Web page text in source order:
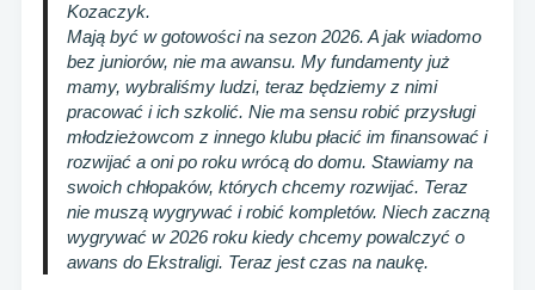
Kozaczyk.
Mają być w gotowości na sezon 2026. A jak wiadomo
bez juniorów, nie ma awansu. My fundamenty już
mamy, wybraliśmy ludzi, teraz będziemy z nimi
pracować i ich szkolić. Nie ma sensu robić przysługi
młodzieżowcom z innego klubu płacić im finansować i
rozwijać a oni po roku wrócą do domu. Stawiamy na
swoich chłopaków, których chcemy rozwijać. Teraz
nie muszą wygrywać i robić kompletów. Niech zaczną
wygrywać w 2026 roku kiedy chcemy powalczyć o
awans do Ekstraligi. Teraz jest czas na naukę.